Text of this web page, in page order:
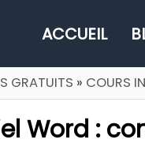
ACCUEIL
GRATUITS » COURS
Word :